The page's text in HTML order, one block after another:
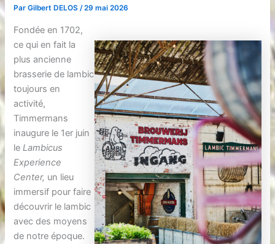
ParGilbert DELOS/29 mai 2026
Fondée en 1702,
ce qui en fait la
plus ancienne
brasserie de lambic
toujours en
activité,
Timmermans
inaugure le 1er juin
leLambicus
Experience
Center, un lieu
immersif pour faire
découvrir le lambic
avec des moyens
de notre époque.